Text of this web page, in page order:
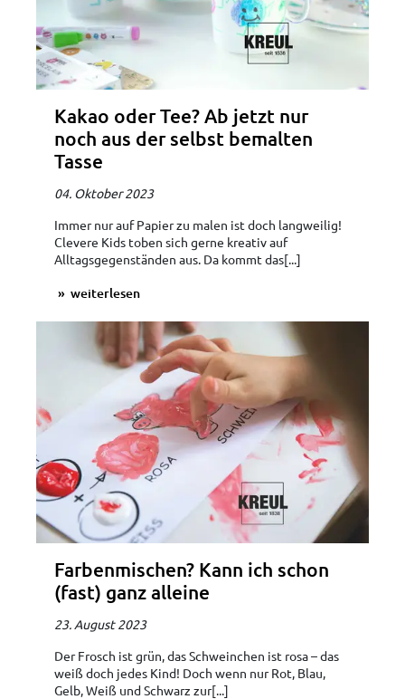
Kakao oder Tee? Ab jetzt nur
noch aus der selbst bemalten
Tasse
04. Oktober 2023
Immer nur auf Papier zu malen ist doch langweilig!
Clevere Kids toben sich gerne kreativ auf
Alltagsgegenständen aus. Da kommt das[...]
weiterlesen
Farbenmischen? Kann ich schon
(fast) ganz alleine
23. August 2023
Der Frosch ist grün, das Schweinchen ist rosa – das
weiß doch jedes Kind! Doch wenn nur Rot, Blau,
Gelb, Weiß und Schwarz zur[...]